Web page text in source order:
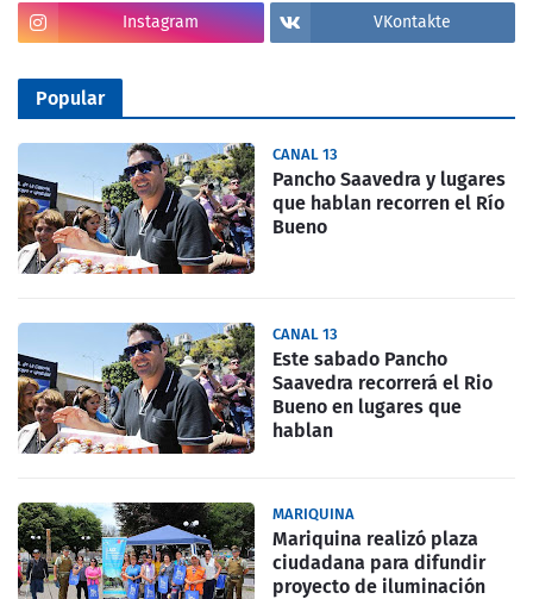
Instagram VKontakte
Popular
CANAL 13
Pancho Saavedra y lugares
que hablan recorren el Río
Bueno
CANAL 13
Este sabado Pancho
Saavedra recorrerá el Rio
Bueno en lugares que
hablan
MARIQUINA
Mariquina realizó plaza
ciudadana para difundir
proyecto de iluminación